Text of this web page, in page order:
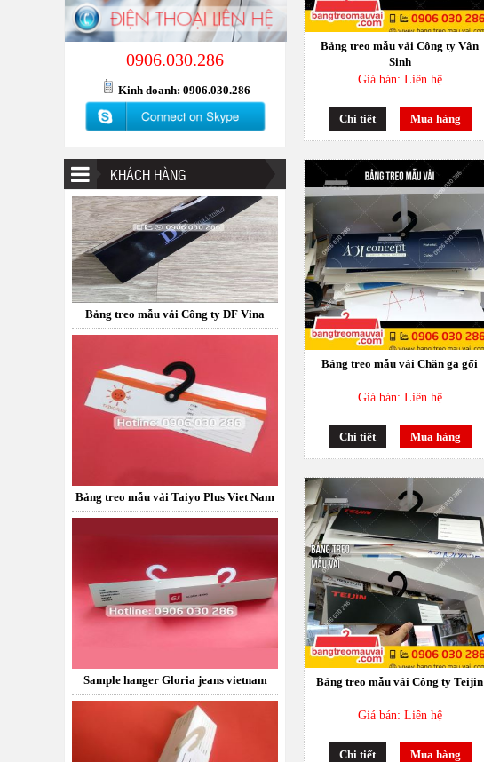
0906.030.286
Kinh doanh: 0906.030.286
KHÁCH HÀNG
Bảng treo mẫu vải Công ty DF Vina
Sample hanger, fabric sample, labdip
More UK Limited
Bảng treo mẫu vải Công ty Vân
Sinh
Giá bán: Liên hệ
Chi tiết Mua hàng
Bảng treo mẫu vải Chăn ga gối
Giá bán: Liên hệ
Chi tiết Mua hàng
Bảng treo mẫu vải Công ty Teijin
Giá bán: Liên hệ
Chi tiết Mua hàng